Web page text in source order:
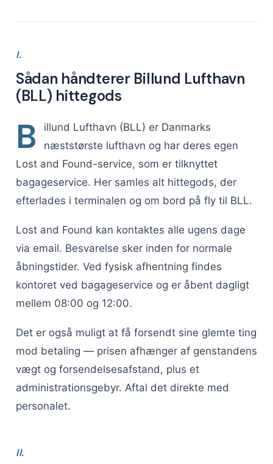
I.
Sådan håndterer Billund Lufthavn
(BLL) hittegods
B
illund Lufthavn (BLL) er Danmarks
næststørste lufthavn og har deres egen
Lost and Found-service, som er tilknyttet
bagageservice. Her samles alt hittegods, der
efterlades i terminalen og om bord på fly til BLL.
Lost and Found kan kontaktes alle ugens dage
via email. Besvarelse sker inden for normale
åbningstider. Ved fysisk afhentning findes
kontoret ved bagageservice og er åbent dagligt
mellem 08:00 og 12:00.
Det er også muligt at få forsendt sine glemte ting
mod betaling — prisen afhænger af genstandens
vægt og forsendelsesafstand, plus et
administrationsgebyr. Aftal det direkte med
personalet.
II.